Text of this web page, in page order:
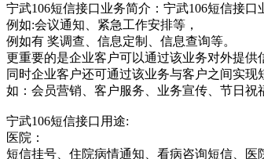
宁武106短信接口业务简介：宁武106短信接
例如:会议通知、紧急工作安排等，
例如有 奖调查、信息定制、信息查询等。
更重要的是企业客户可以通过该业务对外提供
同时企业客户还可通过该业务与客户之间实现
如：会员营销、客户服务、业务宣传、节日祝
宁武106短信接口用途:
医院：
短信挂号、住院病情通知、看病咨询短信、医